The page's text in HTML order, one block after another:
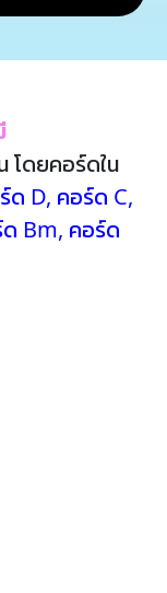
โดยคอร์ดใน
ด D, คอร์ด C,
Bm, คอร์ด